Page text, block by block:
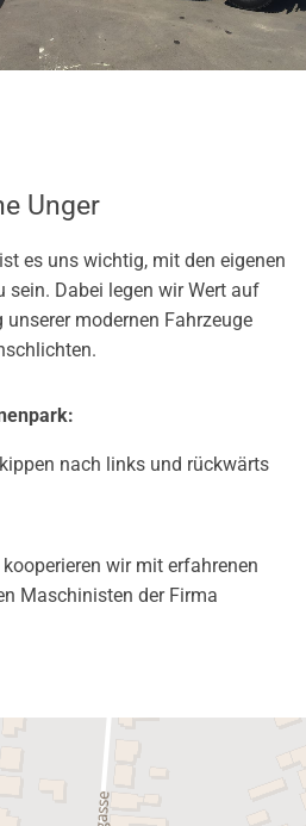
Unger
es uns wichtig, mit den eigenen
sein. Dabei legen wir Wert auf
modernen Fahrzeuge
nach links und rückwärts
wir mit erfahrenen
Maschinisten der Firma